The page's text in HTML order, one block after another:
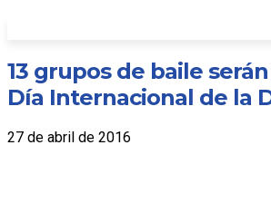
13 grupos de baile
Día Internacional de la
27 de abril de 2016